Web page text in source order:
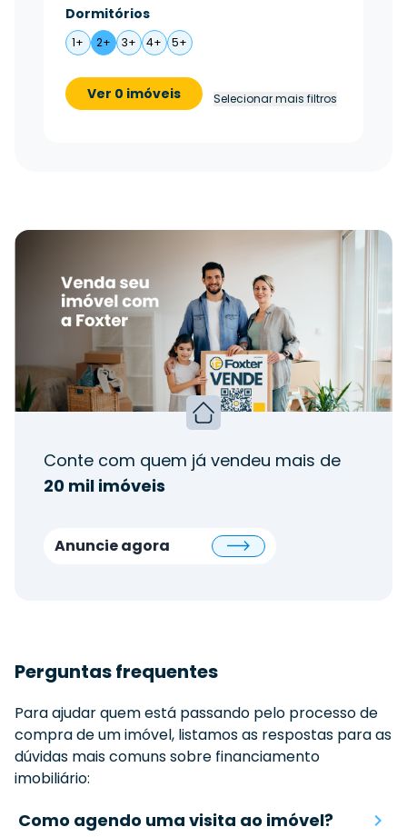
Dormitórios
1+ 2+ 3+ 4+ 5+
Ver 0 imóveis Selecionar mais filtros
Conte com quem já vendeu mais de
20 mil imóveis
Anuncie agora
Perguntas frequentes
Para ajudar quem está passando pelo processo de
compra de um imóvel, listamos as respostas para as
dúvidas mais comuns sobre financiamento
imobiliário:
Como agendo uma visita ao imóvel?